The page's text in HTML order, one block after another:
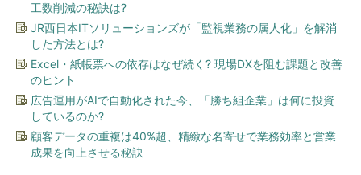
工数削減の秘訣は?
JR西日本ITソリューションズが「監視業務の属人化」を解消
した方法とは?
Excel・紙帳票への依存はなぜ続く? 現場DXを阻む課題と改善
のヒント
広告運用がAIで自動化された今、「勝ち組企業」は何に投資
しているのか?
顧客データの重複は40%超、精緻な名寄せで業務効率と営業
成果を向上させる秘訣